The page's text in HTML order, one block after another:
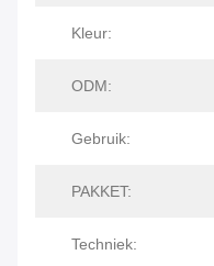
Kleur:
ODM:
Gebruik:
PAKKET:
Techniek: